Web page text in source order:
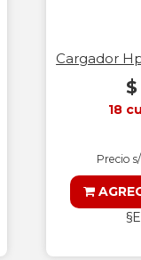
Cargador
18
Precio